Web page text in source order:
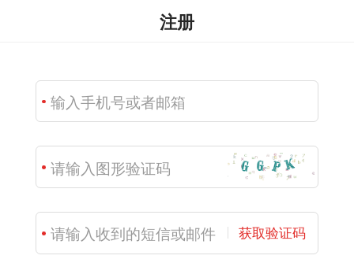
注册
获取验证码